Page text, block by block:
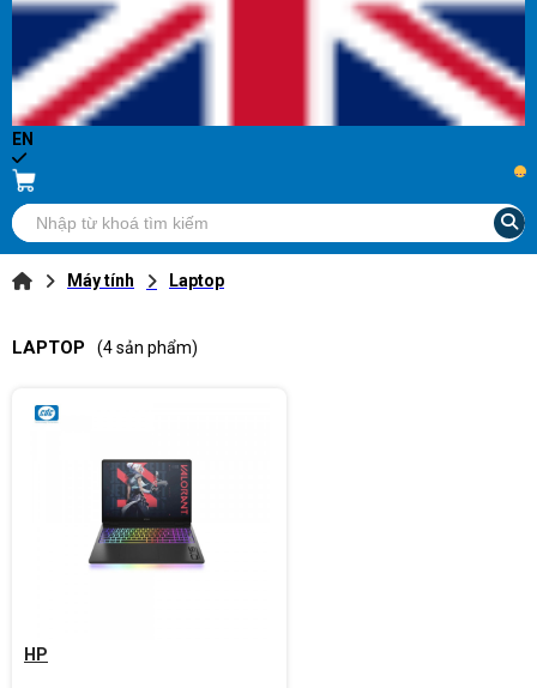
EN
...
Máy tính Laptop
LAPTOP (4 sản phẩm)
HP